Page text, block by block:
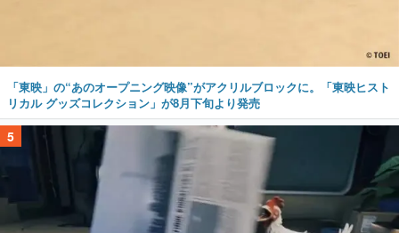
「東映」の“あのオープニング映像”がアクリルブロックに。「東映ヒスト
リカル グッズコレクション」が8月下旬より発売
5